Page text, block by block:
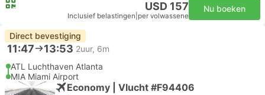
USD 157
Inclusief belastingen per volwassene
Nu boeken
Direct bevestiging
11:47 13:53 2uur, 6m
ATL Luchthaven Atlanta
MIA Miami Airport
Economy | Vlucht #F94406